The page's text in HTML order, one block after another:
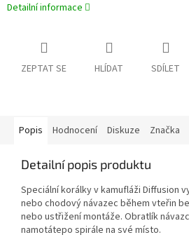
Detailní informace
ZEPTAT SE HLÍDAT SDÍLET
Popis Hodnocení Diskuze Značka
Detailní popis produktu
Speciální korálky v kamufláži Diffusion
nebo chodový návazec během vteřin
nebo ustřižení montáže. Obratlík
namotátepo spirále na své místo.